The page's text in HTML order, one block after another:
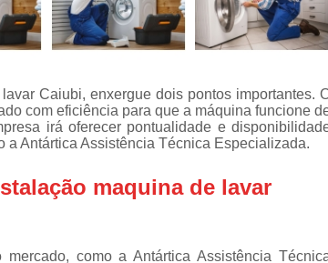
Assistencia
Assistencia Tecnica para Ar
Assistencia Tecnica Geladeira
Assistencia Tecnica Resfriar
Electrolux Geladeira Assistencia
Caiubi, enxergue dois pontos importantes.
com eficiência para que a máquina funcione
irá oferecer pontualidade e
a Antártica Assistência Técnica Especializada.
maquina de lavar
como a Antártica Assistência